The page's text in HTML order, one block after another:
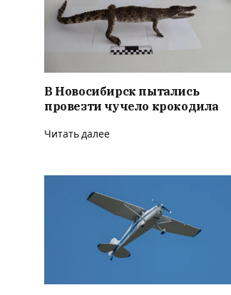
В Новосибирск пытались
провезти чучело крокодила
Читать далее